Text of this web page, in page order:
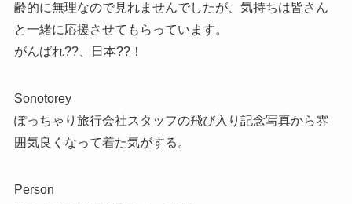
齢的に無理なので見れませんでしたが、気持ちは皆さん
と一緒に応援させてもらっています。
がんばれ??、日本??！
Sonotorey
ぽっちゃり旅行会社スタッフの飛び入り記念写真から雰
囲気良くなって着た気がする。
Person